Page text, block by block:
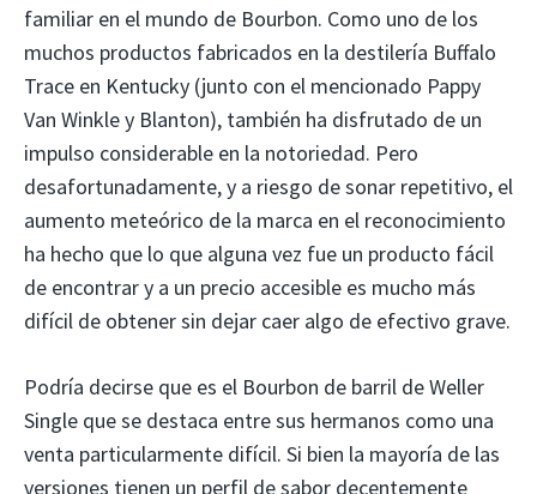
familiar en el mundo de Bourbon. Como uno de los
muchos productos fabricados en la destilería Buffalo
Trace en Kentucky (junto con el mencionado Pappy
Van Winkle y Blanton), también ha disfrutado de un
impulso considerable en la notoriedad. Pero
desafortunadamente, y a riesgo de sonar repetitivo, el
aumento meteórico de la marca en el reconocimiento
ha hecho que lo que alguna vez fue un producto fácil
de encontrar y a un precio accesible es mucho más
difícil de obtener sin dejar caer algo de efectivo grave.
Podría decirse que es el Bourbon de barril de Weller
Single que se destaca entre sus hermanos como una
venta particularmente difícil. Si bien la mayoría de las
versiones tienen un perfil de sabor decentemente